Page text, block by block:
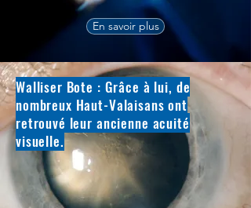
En savoir plus
Walliser Bote : Grâce à lui, de
nombreux Haut-Valaisans ont
retrouvé leur ancienne acuité
visuelle.